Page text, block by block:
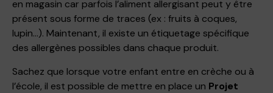
en magasin car parfois l’aliment allergisant peut y être
présent sous forme de traces (ex : fruits à coques,
lupin…). Maintenant, il existe un étiquetage spécifique
des allergènes possibles dans chaque produit.
Sachez que lorsque votre enfant entre en crèche ou à
l’école, il est possible de mettre en place un Projet